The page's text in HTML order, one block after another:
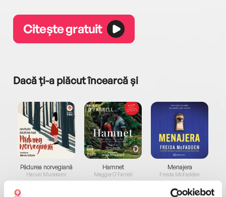
Citește gratuit
Dacă ți-a plăcut încearcă și
Pădurea norvegiană
Haruki Murakami
Hamnet
Maggie O'Farrell
Menajera
Freida McFadden